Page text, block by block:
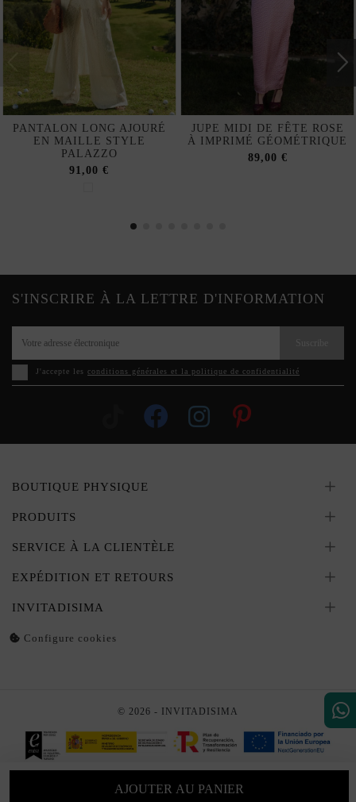
AJOUTER AU PANIER
PANTALON LONG AJOURÉ
EN MAILLE STYLE
PALAZZO
91,00 €
JUPE MIDI DE FÊTE ROSE
À IMPRIMÉ GÉOMÉTRIQUE
89,00 €
S'INSCRIRE À LA LETTRE D'INFORMATION
J'accepte les conditions générales et la politique de confidentialité
BOUTIQUE PHYSIQUE
PRODUITS
SERVICE À LA CLIENTÈLE
EXPÉDITION ET RETOURS
INVITADISIMA
Configure cookies
© 2026 - INVITADISIMA